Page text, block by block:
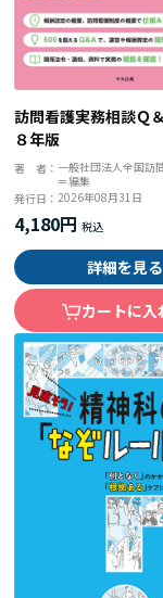
訪問看護実務相談Ｑ
８年版
著 者： 一般社団法人全国訪
＝編集
発行日：2026年08月31日
4,180円
詳細を見る
カートに入